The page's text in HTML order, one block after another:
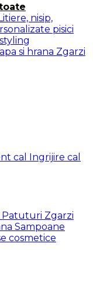
nisip,
pisici
si hrana Zgarzi
cal Ingrijire cal
Patuturi Zgarzi
Sampoane
cosmetice